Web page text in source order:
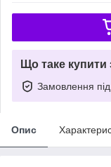
Що таке
Замовлення
Опис